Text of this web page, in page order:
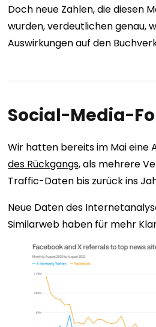
Doch neue Zahlen, die diesen
wurden, verdeutlichen genau,
Auswirkungen auf den
Social-Media-
Wir hatten bereits im Mai eine
des Rückgangs,als mehrere
Traffic-Daten bis zurück ins
Neue Daten des
Similarweb haben für mehr